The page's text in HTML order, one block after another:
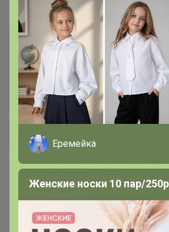
#1 грунты, удобрения
2 удобрения и
3 защита от насекомых и
грызунов
Хиты продаж
Еремейка
Женские носки 10 пар/250р